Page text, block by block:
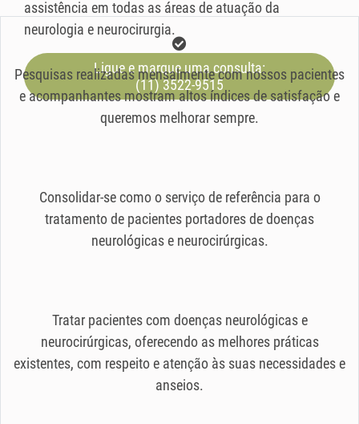
assistência em todas as áreas de atuação da
neurologia e neurocirurgia.
Ligue e marque uma consulta:
(11) 3522-9515
Pesquisas realizadas mensalmente com nossos pacientes
e acompanhantes mostram altos índices de satisfação e
queremos melhorar sempre.
Consolidar-se como o serviço de referência para o
tratamento de pacientes portadores de doenças
neurológicas e neurocirúrgicas.
Tratar pacientes com doenças neurológicas e
neurocirúrgicas, oferecendo as melhores práticas
existentes, com respeito e atenção às suas necessidades e
anseios.